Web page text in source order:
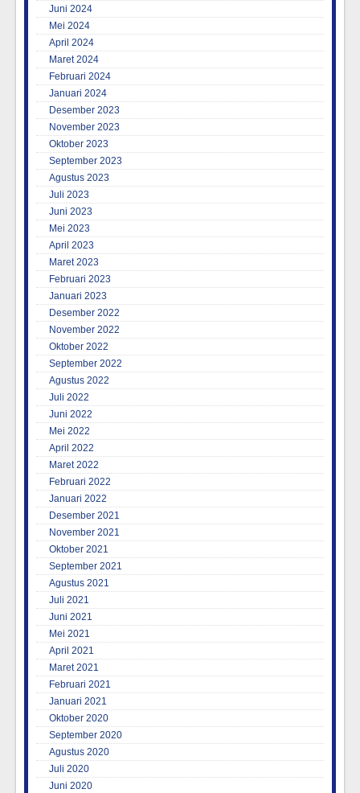
Juni 2024
Mei 2024
April 2024
Maret 2024
Februari 2024
Januari 2024
Desember 2023
November 2023
Oktober 2023
September 2023
Agustus 2023
Juli 2023
Juni 2023
Mei 2023
April 2023
Maret 2023
Februari 2023
Januari 2023
Desember 2022
November 2022
Oktober 2022
September 2022
Agustus 2022
Juli 2022
Juni 2022
Mei 2022
April 2022
Maret 2022
Februari 2022
Januari 2022
Desember 2021
November 2021
Oktober 2021
September 2021
Agustus 2021
Juli 2021
Juni 2021
Mei 2021
April 2021
Maret 2021
Februari 2021
Januari 2021
Oktober 2020
September 2020
Agustus 2020
Juli 2020
Juni 2020